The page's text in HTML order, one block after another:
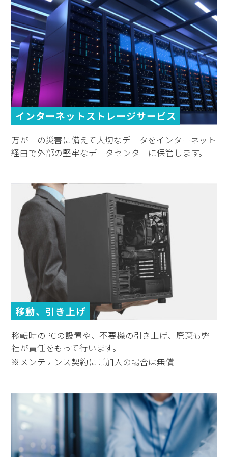
インターネットストレージサービス
万が一の災害に備えて大切なデータをインターネット
経由で外部の堅牢なデータセンターに保管します。
移動、引き上げ
移転時のPCの設置や、不要機の引き上げ、廃棄も弊
社が責任をもって行います。
※メンテナンス契約にご加入の場合は無償